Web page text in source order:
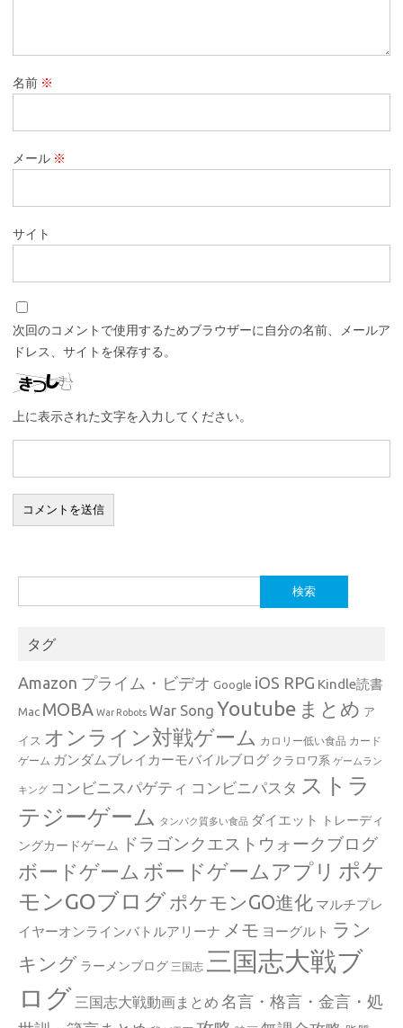
名前 ※
メール ※
サイト
次回のコメントで使用するためブラウザーに自分の名前、メールア
ドレス、サイトを保存する。
上に表示された文字を入力してください。
索:
タグ
Amazon プライム・ビデオ Google iOS RPG Kindle読書
Mac MOBA War Robots War Song Youtube まとめ ア
イス オンライン対戦ゲーム カロリー低い食品 カード
ゲーム ガンダムブレイカーモバイルブログ クラロワ系 ゲームラン
キング コンビニスパゲティ コンビニパスタ ストラ
テジーゲーム
タンパク質多い食品 ダイエット
トレーディ
ングカードゲーム
ドラゴンクエストウォークブログ
ボードゲーム ボードゲームアプリ ポケ
モンGOブログ ポケモンGO進化 マルチプレ
イヤーオンラインバトルアリーナ メモ ヨーグルト ラン
キング ラーメンブログ 三国志 三国志大戦ブ
ログ 三国志大戦動画まとめ 名言・格言・金言・処